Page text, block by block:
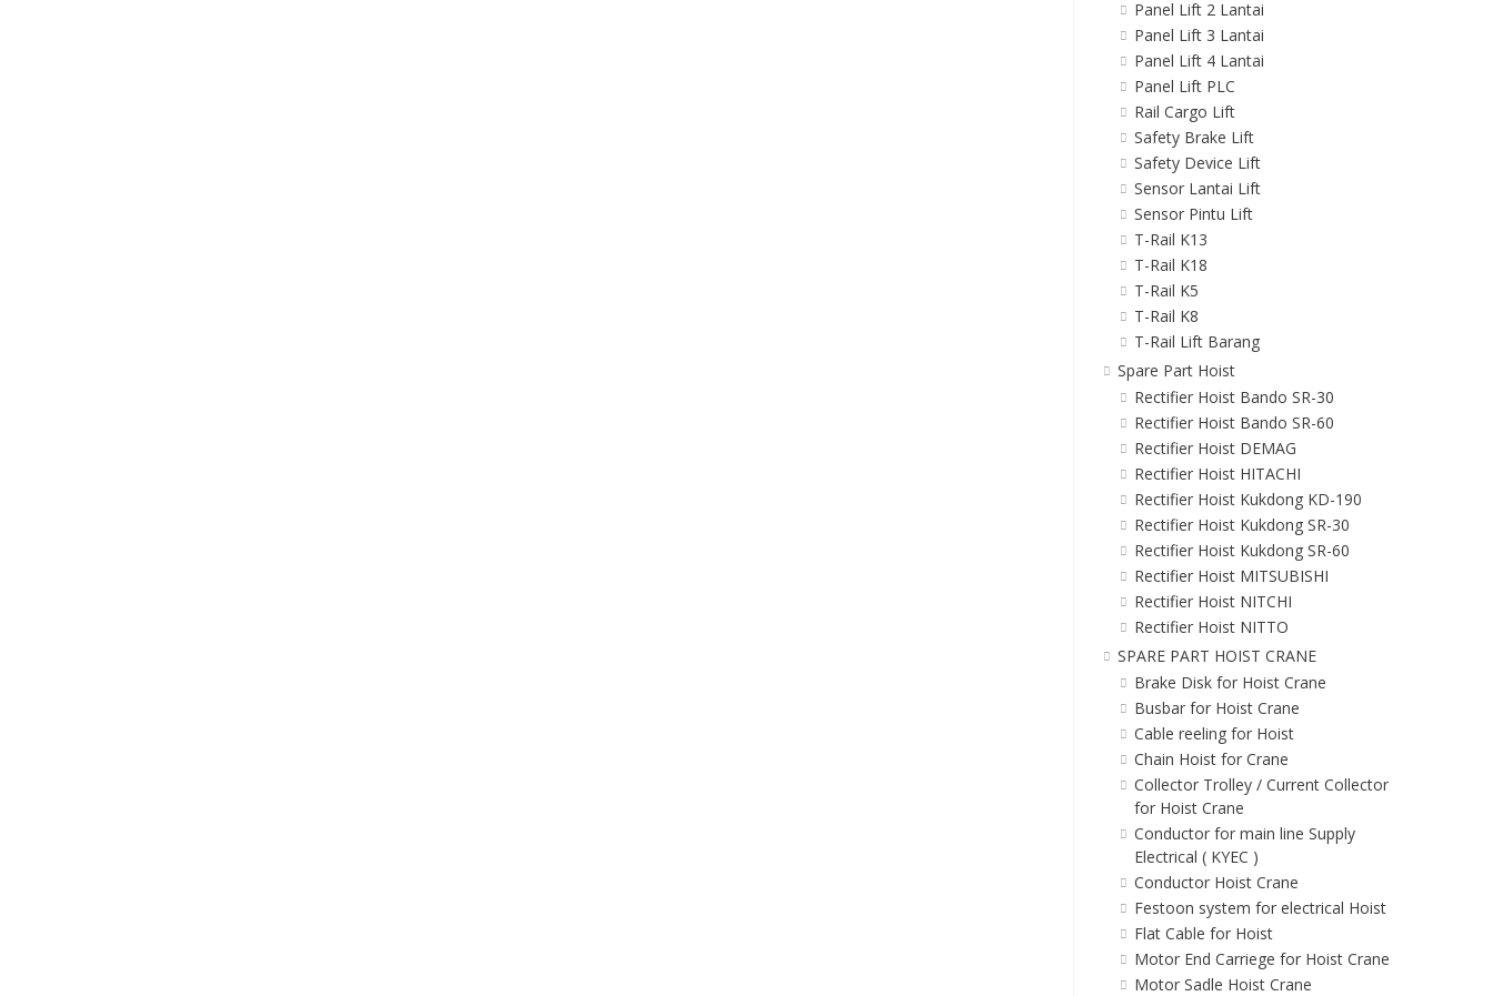
Panel Lift 2 Lantai
Panel Lift 3 Lantai
Panel Lift 4 Lantai
Panel Lift PLC
Rail Cargo Lift
Safety Brake Lift
Safety Device Lift
Sensor Lantai Lift
Sensor Pintu Lift
T-Rail K13
T-Rail K18
T-Rail K5
T-Rail K8
T-Rail Lift Barang
Spare Part Hoist
Rectifier Hoist Bando SR-30
Rectifier Hoist Bando SR-60
Rectifier Hoist DEMAG
Rectifier Hoist HITACHI
Rectifier Hoist Kukdong KD-190
Rectifier Hoist Kukdong SR-30
Rectifier Hoist Kukdong SR-60
Rectifier Hoist MITSUBISHI
Rectifier Hoist NITCHI
Rectifier Hoist NITTO
SPARE PART HOIST CRANE
Brake Disk for Hoist Crane
Busbar for Hoist Crane
Cable reeling for Hoist
Chain Hoist for Crane
Collector Trolley / Current Collector
for Hoist Crane
Conductor for main line Supply
Electrical ( KYEC )
Conductor Hoist Crane
Festoon system for electrical Hoist
Flat Cable for Hoist
Motor End Carriege for Hoist Crane
Motor Sadle Hoist Crane